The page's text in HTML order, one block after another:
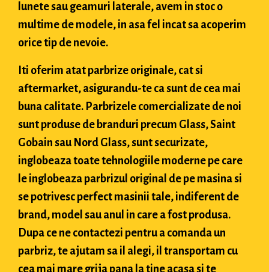
lunete sau geamuri laterale, avem in stoc o
multime de modele, in asa fel incat sa acoperim
orice tip de nevoie.
Iti oferim atat parbrize originale, cat si
aftermarket, asigurandu-te ca sunt de cea mai
buna calitate. Parbrizele comercializate de noi
sunt produse de branduri precum Glass, Saint
Gobain sau Nord Glass, sunt securizate,
inglobeaza toate tehnologiile moderne pe care
le inglobeaza parbrizul original de pe masina si
se potrivesc perfect masinii tale, indiferent de
brand, model sau anul in care a fost produsa.
Dupa ce ne contactezi pentru a comanda un
parbriz, te ajutam sa il alegi, il transportam cu
cea mai mare grija pana la tine acasa si te